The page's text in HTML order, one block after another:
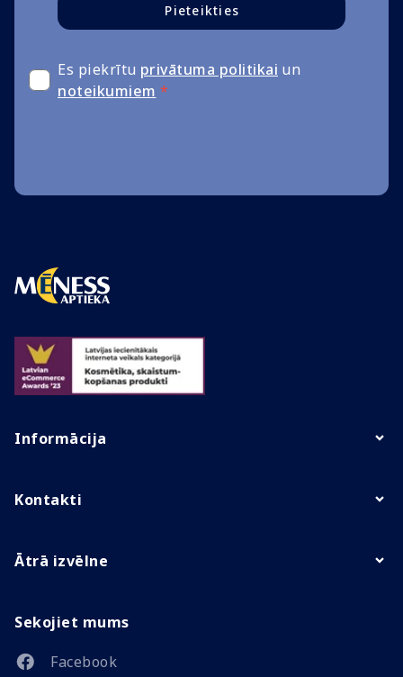
Pieteikties
Es piekrītu privātuma politikai un
noteikumiem *
Informācija
Kontakti
Ātrā izvēlne
Sekojiet mums
Facebook